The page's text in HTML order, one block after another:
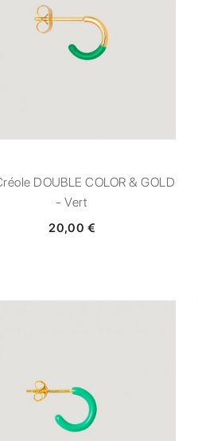
DOUBLE COLOR & GOLD
- Vert
20,00 €